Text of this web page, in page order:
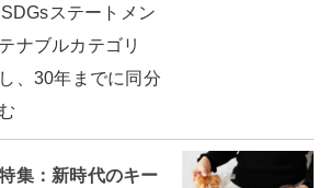
ステートメン
ナブルカテゴリ
、30年までに同分
集：新時代のキー